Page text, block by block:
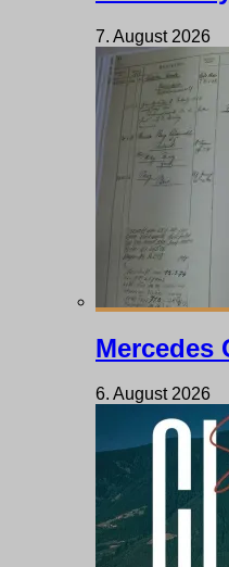
7. August 2026
6. August 2026